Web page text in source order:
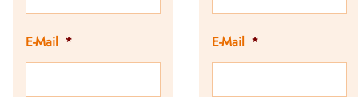
E-Mail * E-Mail *